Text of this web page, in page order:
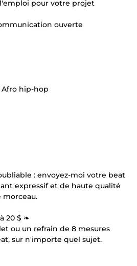
pour votre projet
ouverte
Afro hip-hop
: envoyez-moi votre beat
expressif et de haute qualité
morceau.
20 $ ❧
ou un refrain de 8 mesures
sur n'importe quel sujet.